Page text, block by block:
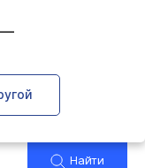
—
Найти